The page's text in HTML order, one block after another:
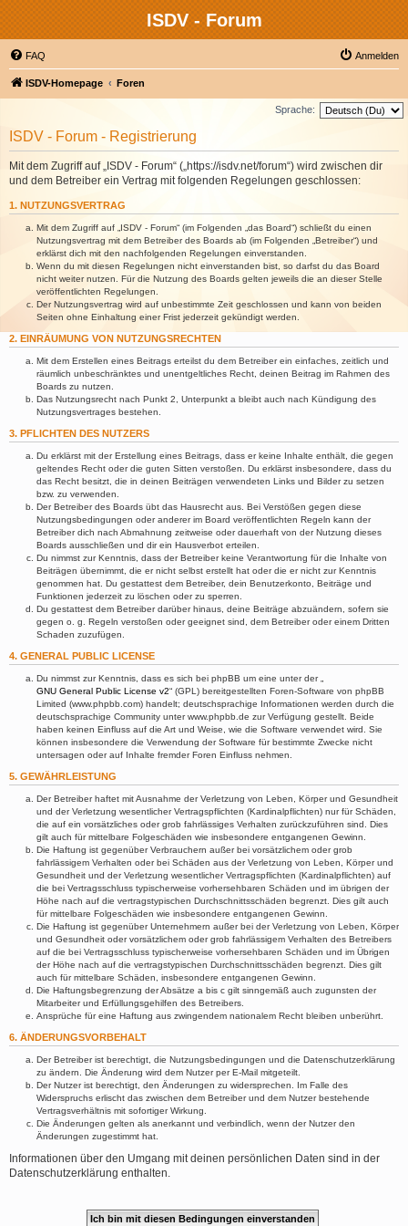
ISDV - Forum
FAQ Anmelden
ISDV-Homepage Foren
Sprache:
ISDV - Forum - Registrierung
Mit dem Zugriff auf „ISDV - Forum“ („https://isdv.net/forum“) wird zwischen dir
und dem Betreiber ein Vertrag mit folgenden Regelungen geschlossen:
1. NUTZUNGSVERTRAG
Mit dem Zugriff auf „ISDV - Forum“ (im Folgenden „das Board“) schließt du einen
Nutzungsvertrag mit dem Betreiber des Boards ab (im Folgenden „Betreiber“) und
erklärst dich mit den nachfolgenden Regelungen einverstanden.
Wenn du mit diesen Regelungen nicht einverstanden bist, so darfst du das Board
nicht weiter nutzen. Für die Nutzung des Boards gelten jeweils die an dieser Stelle
veröffentlichten Regelungen.
Der Nutzungsvertrag wird auf unbestimmte Zeit geschlossen und kann von beiden
Seiten ohne Einhaltung einer Frist jederzeit gekündigt werden.
2. EINRÄUMUNG VON NUTZUNGSRECHTEN
Mit dem Erstellen eines Beitrags erteilst du dem Betreiber ein einfaches, zeitlich und
räumlich unbeschränktes und unentgeltliches Recht, deinen Beitrag im Rahmen des
Boards zu nutzen.
Das Nutzungsrecht nach Punkt 2, Unterpunkt a bleibt auch nach Kündigung des
Nutzungsvertrages bestehen.
3. PFLICHTEN DES NUTZERS
Du erklärst mit der Erstellung eines Beitrags, dass er keine Inhalte enthält, die gegen
geltendes Recht oder die guten Sitten verstoßen. Du erklärst insbesondere, dass du
das Recht besitzt, die in deinen Beiträgen verwendeten Links und Bilder zu setzen
bzw. zu verwenden.
Der Betreiber des Boards übt das Hausrecht aus. Bei Verstößen gegen diese
Nutzungsbedingungen oder anderer im Board veröffentlichten Regeln kann der
Betreiber dich nach Abmahnung zeitweise oder dauerhaft von der Nutzung dieses
Boards ausschließen und dir ein Hausverbot erteilen.
Du nimmst zur Kenntnis, dass der Betreiber keine Verantwortung für die Inhalte von
Beiträgen übernimmt, die er nicht selbst erstellt hat oder die er nicht zur Kenntnis
genommen hat. Du gestattest dem Betreiber, dein Benutzerkonto, Beiträge und
Funktionen jederzeit zu löschen oder zu sperren.
Du gestattest dem Betreiber darüber hinaus, deine Beiträge abzuändern, sofern sie
gegen o. g. Regeln verstoßen oder geeignet sind, dem Betreiber oder einem Dritten
Schaden zuzufügen.
4. GENERAL PUBLIC LICENSE
Du nimmst zur Kenntnis, dass es sich bei phpBB um eine unter der „
GNU General Public License v2“ (GPL) bereitgestellten Foren-Software von phpBB
Limited (www.phpbb.com) handelt; deutschsprachige Informationen werden durch die
deutschsprachige Community unter www.phpbb.de zur Verfügung gestellt. Beide
haben keinen Einfluss auf die Art und Weise, wie die Software verwendet wird. Sie
können insbesondere die Verwendung der Software für bestimmte Zwecke nicht
untersagen oder auf Inhalte fremder Foren Einfluss nehmen.
5. GEWÄHRLEISTUNG
Der Betreiber haftet mit Ausnahme der Verletzung von Leben, Körper und Gesundheit
und der Verletzung wesentlicher Vertragspflichten (Kardinalpflichten) nur für Schäden,
die auf ein vorsätzliches oder grob fahrlässiges Verhalten zurückzuführen sind. Dies
gilt auch für mittelbare Folgeschäden wie insbesondere entgangenen Gewinn.
Die Haftung ist gegenüber Verbrauchern außer bei vorsätzlichem oder grob
fahrlässigem Verhalten oder bei Schäden aus der Verletzung von Leben, Körper und
Gesundheit und der Verletzung wesentlicher Vertragspflichten (Kardinalpflichten) auf
die bei Vertragsschluss typischerweise vorhersehbaren Schäden und im übrigen der
Höhe nach auf die vertragstypischen Durchschnittsschäden begrenzt. Dies gilt auch
für mittelbare Folgeschäden wie insbesondere entgangenen Gewinn.
Die Haftung ist gegenüber Unternehmern außer bei der Verletzung von Leben, Körper
und Gesundheit oder vorsätzlichem oder grob fahrlässigem Verhalten des Betreibers
auf die bei Vertragsschluss typischerweise vorhersehbaren Schäden und im Übrigen
der Höhe nach auf die vertragstypischen Durchschnittsschäden begrenzt. Dies gilt
auch für mittelbare Schäden, insbesondere entgangenen Gewinn.
Die Haftungsbegrenzung der Absätze a bis c gilt sinngemäß auch zugunsten der
Mitarbeiter und Erfüllungsgehilfen des Betreibers.
Ansprüche für eine Haftung aus zwingendem nationalem Recht bleiben unberührt.
6. ÄNDERUNGSVORBEHALT
Der Betreiber ist berechtigt, die Nutzungsbedingungen und die Datenschutzerklärung
zu ändern. Die Änderung wird dem Nutzer per E-Mail mitgeteilt.
Der Nutzer ist berechtigt, den Änderungen zu widersprechen. Im Falle des
Widerspruchs erlischt das zwischen dem Betreiber und dem Nutzer bestehende
Vertragsverhältnis mit sofortiger Wirkung.
Die Änderungen gelten als anerkannt und verbindlich, wenn der Nutzer den
Änderungen zugestimmt hat.
Informationen über den Umgang mit deinen persönlichen Daten sind in der
Datenschutzerklärung enthalten.